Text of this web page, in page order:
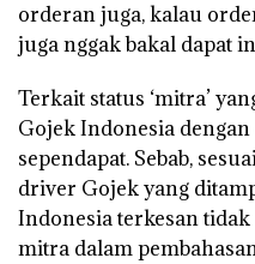
orderan juga, kalau
juga nggak bakal dapat
Terkait status ‘mitra’
Gojek Indonesia
sependapat. Sebab,
driver Gojek yang
Indonesia terkesan
mitra dalam